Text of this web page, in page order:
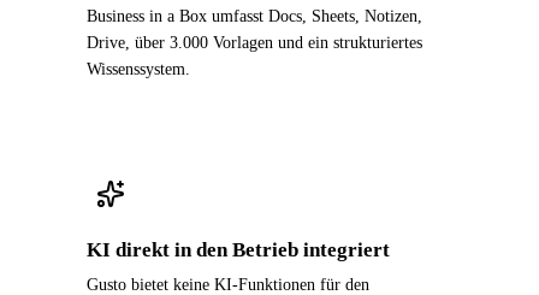
Business in a Box umfasst Docs, Sheets, Notizen,
Drive, über 3.000 Vorlagen und ein strukturiertes
Wissenssystem.
KI direkt in den Betrieb integriert
Gusto bietet keine KI-Funktionen für den